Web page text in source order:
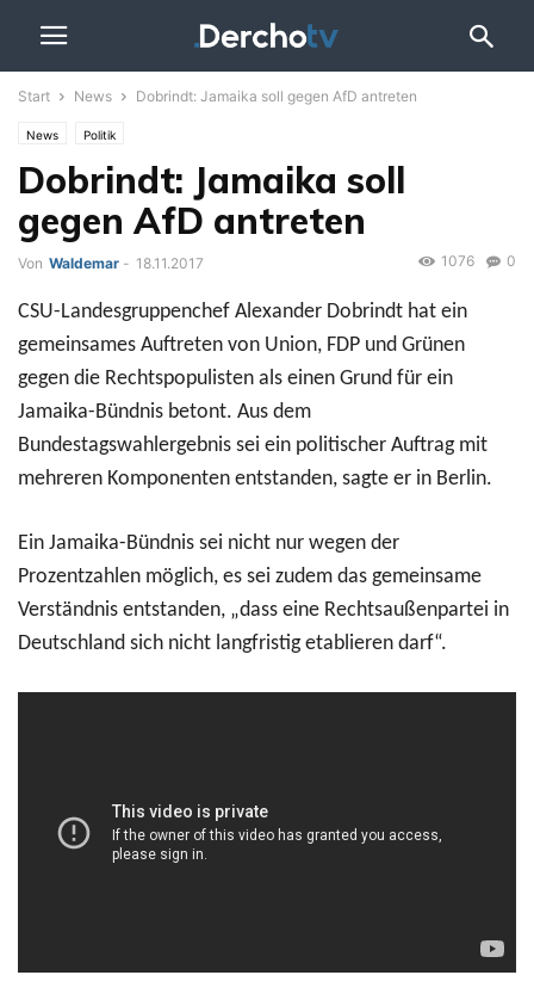
Start News Dobrindt: Jamaika soll gegen AfD antreten
News Politik
Dobrindt: Jamaika soll
gegen AfD antreten
Von Waldemar - 18.11.2017 0
1076
CSU-Landesgruppenchef Alexander Dobrindt hat ein
gemeinsames Auftreten von Union, FDP und Grünen
gegen die Rechtspopulisten als einen Grund für ein
Jamaika-Bündnis betont. Aus dem
Bundestagswahlergebnis sei ein politischer Auftrag mit
mehreren Komponenten entstanden, sagte er in Berlin.
Ein Jamaika-Bündnis sei nicht nur wegen der
Prozentzahlen möglich, es sei zudem das gemeinsame
Verständnis entstanden, „dass eine Rechtsaußenpartei in
Deutschland sich nicht langfristig etablieren darf“.